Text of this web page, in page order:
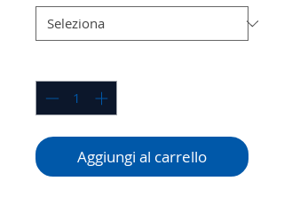
Aggiungi al carrello